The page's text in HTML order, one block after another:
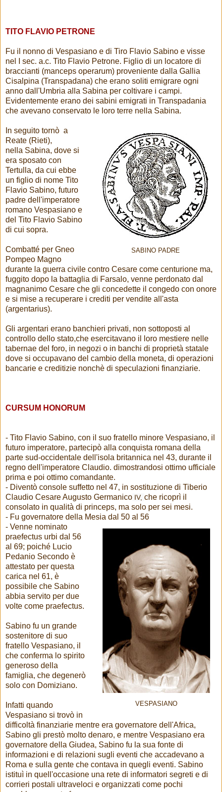
TITO FLAVIO PETRONE
Fu il nonno di Vespasiano e di Tiro Flavio Sabino e visse
nel I sec. a.c. Tito Flavio Petrone. Figlio di un locatore di
braccianti (manceps operarum) proveniente dalla Gallia
Cisalpina (Transpadana) che erano soliti emigrare ogni
anno dall'Umbria alla Sabina per coltivare i campi.
Evidentemente erano dei sabini emigrati in Transpadania
che avevano conservato le loro terre nella Sabina.
SABINO PADRE
In seguito tornò a
Reate (Rieti),
nella Sabina, dove si
era sposato con
Tertulla, da cui ebbe
un figlio di nome Tito
Flavio Sabino, futuro
padre dell'imperatore
romano Vespasiano e
del Tito Flavio Sabino
di cui sopra.
Combatté per Gneo
Pompeo Magno
durante la guerra civile contro Cesare come centurione ma,
fuggito dopo la battaglia di Farsalo, venne perdonato dal
magnanimo Cesare che gli concedette il congedo con onore
e si mise a recuperare i crediti per vendite all'asta
(argentarius).
Gli argentari erano banchieri privati, non sottoposti al
controllo dello stato,che esercitavano il loro mestiere nelle
tabernae del foro, in negozi o in banchi di proprietà statale
dove si occupavano del cambio della moneta, di operazioni
bancarie e creditizie nonchè di speculazioni finanziarie.
CURSUM HONORUM
- Tito Flavio Sabino, con il suo fratello minore Vespasiano, il
futuro imperatore, partecipò alla conquista romana della
parte sud-occidentale dell'isola britannica nel 43, durante il
regno dell'imperatore Claudio. dimostrandosi ottimo ufficiale
prima e poi ottimo comandante.
- Diventò console suffetto nel 47, in sostituzione di Tiberio
Claudio Cesare Augusto Germanico IV, che ricoprì il
consolato in qualità di princeps, ma solo per sei mesi.
- Fu governatore della Mesia dal 50 al 56
VESPASIANO
- Venne nominato
praefectus urbi dal 56
al 69; poiché Lucio
Pedanio Secondo è
attestato per questa
carica nel 61, è
possibile che Sabino
abbia servito per due
volte come praefectus.
Sabino fu un grande
sostenitore di suo
fratello Vespasiano, il
che conferma lo spirito
generoso della
famiglia, che degenerò
solo con Domiziano.
Infatti quando
Vespasiano si trovò in
difficoltà finanziarie mentre era governatore dell'Africa,
Sabino gli prestò molto denaro, e mentre Vespasiano era
governatore della Giudea, Sabino fu la sua fonte di
informazioni e di relazioni sugli eventi che accadevano a
Roma e sulla gente che contava in quegli eventi. Sabino
istituì in quell'occasione una rete di informatori segreti e di
corrieri postali ultraveloci e organizzati come pochi